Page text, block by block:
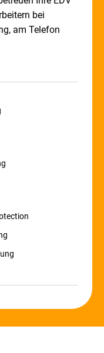
bei
am Telefon